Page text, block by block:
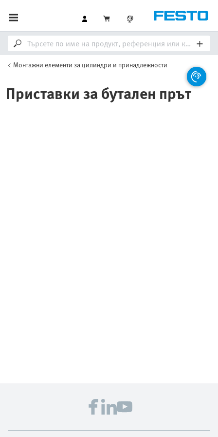
Монтажни елементи за цилиндри и принадлежности
Приставки за бутален прът